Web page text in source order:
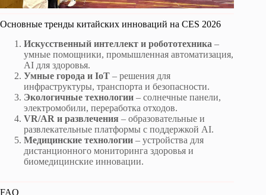
Основные тренды китайских инноваций на CES 2026
Искусственный интеллект и робототехника –
умные помощники, промышленная автоматизация,
AI для здоровья.
Умные города и IoT – решения для
инфраструктуры, транспорта и безопасности.
Экологичные технологии – солнечные панели,
электромобили, переработка отходов.
VR/AR и развлечения – образовательные и
развлекательные платформы с поддержкой AI.
Медицинские технологии – устройства для
дистанционного мониторинга здоровья и
биомедицинские инновации.
FAQ